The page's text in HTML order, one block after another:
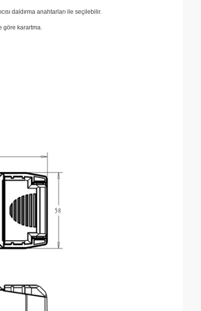
daldırma anahtarları ile seçilebilir.
göre karartma.